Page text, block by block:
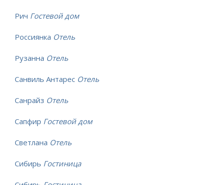
Рич Гостевой дом
Россиянка Отель
Рузанна Отель
Санвиль Антарес Отель
Санрайз Отель
Сапфир Гостевой дом
Светлана Отель
Сибирь Гостиница